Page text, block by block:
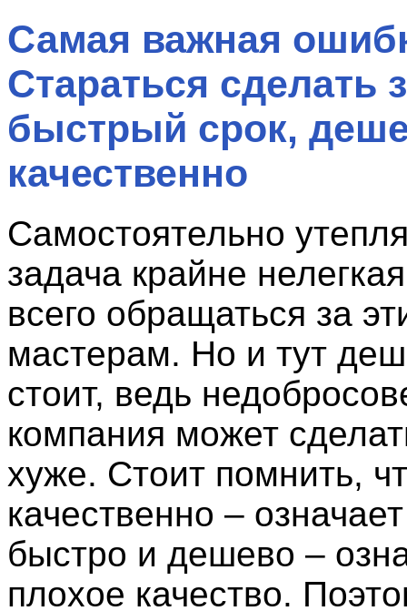
Самая важная
Стараться сделать
быстрый срок,
качественно
Самостоятельно
задача крайне
всего обращаться за
мастерам. Но и тут
стоит, ведь
компания может
хуже. Стоит помнить,
качественно –
быстро и дешево –
плохое качество.